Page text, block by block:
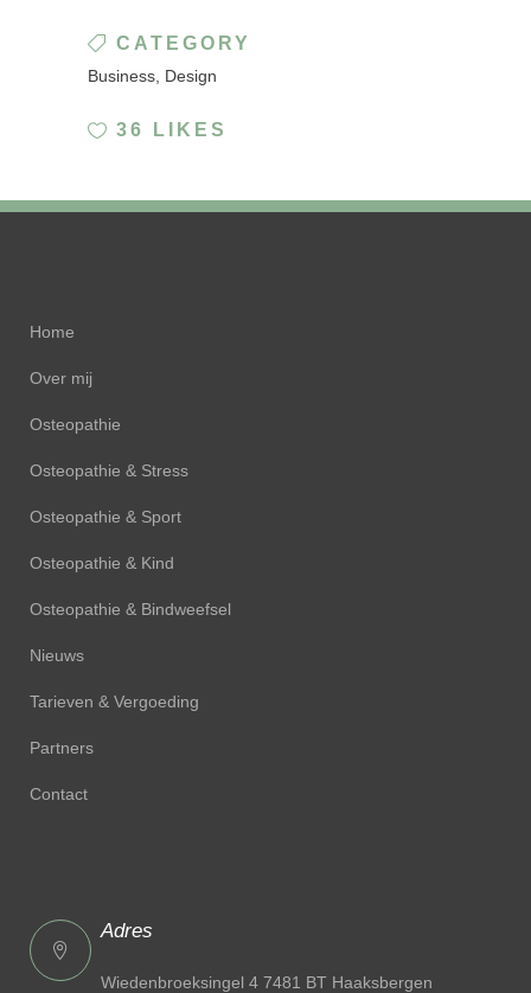
CATEGORY
Business, Design
36 LIKES
Home
Over mij
Osteopathie
Osteopathie & Stress
Osteopathie & Sport
Osteopathie & Kind
Osteopathie & Bindweefsel
Nieuws
Tarieven & Vergoeding
Partners
Contact
Adres
Wiedenbroeksingel 4 7481 BT Haaksbergen